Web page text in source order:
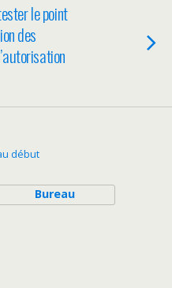
le point
des
début
Bureau